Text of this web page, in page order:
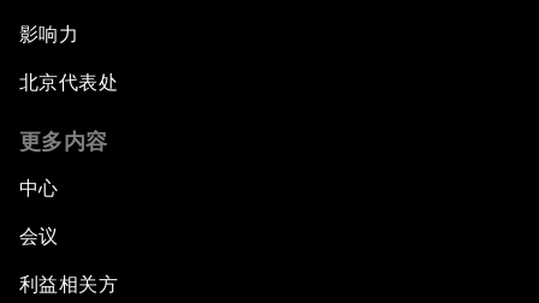
影响力
北京代表处
更多内容
中心
会议
利益相关方